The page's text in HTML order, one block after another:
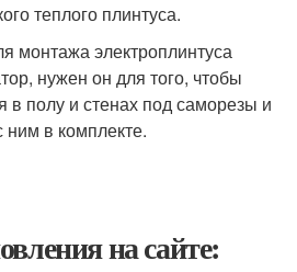
теплого плинтуса.
монтажа электроплинтуса
нужен он для того, чтобы
в полу и стенах под саморезы и
в комплекте.
на сайте: